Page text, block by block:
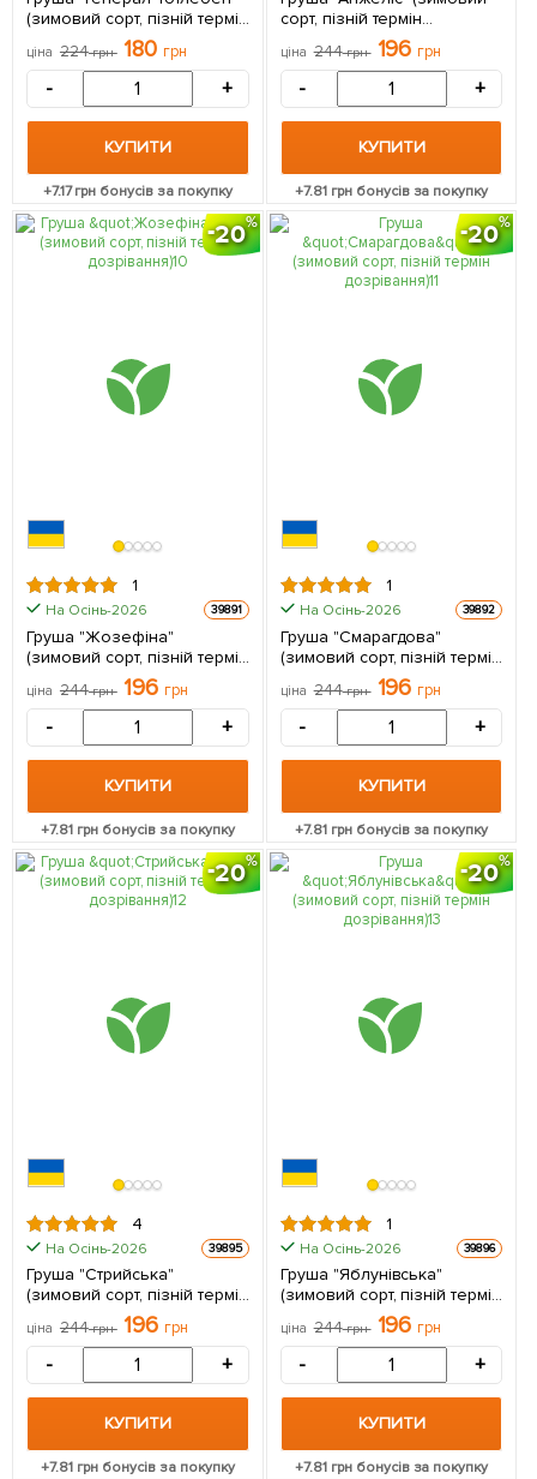
(зимовий сорт, пізній термін
дозрівання) 1 саджанець в
упаковці
ціна 224грн 180 грн
- +
КУПИТИ
+7.17грн бонусів за покупку
сорт, пізній термін
дозрівання) 1 саджанець в
упаковці
ціна 244грн 196 грн
- +
КУПИТИ
+7.81грн бонусів за покупку
20
1
На Осінь-2026 39891
Груша "Жозефіна"
(зимовий сорт, пізній термін
дозрівання) 1 саджанець в
упаковці
ціна 244грн 196 грн
- +
КУПИТИ
+7.81 грн бонусів за покупку
20
1
На Осінь-2026 39892
Груша "Смарагдова"
(зимовий сорт, пізній термін
дозрівання) 1 саджанець в
упаковці
ціна 244грн 196 грн
- +
КУПИТИ
+7.81грн бонусів за покупку
20
4
На Осінь-2026 39895
Груша "Стрийська"
(зимовий сорт, пізній термін
дозрівання) 1 саджанець в
упаковці
ціна 244грн 196 грн
- +
КУПИТИ
+7.81 грн бонусів за покупку
20
1
На Осінь-2026 39896
Груша "Яблунівська"
(зимовий сорт, пізній термін
дозрівання) 1 саджанець в
упаковці
ціна 244грн 196 грн
- +
КУПИТИ
+7.81грн бонусів за покупку